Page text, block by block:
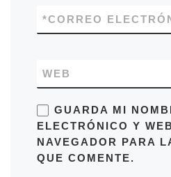
CORREO
*
WEB
GUARDA MI
ELECTRÓNICO Y
NAVEGADOR PARA
QUE COMENTE.